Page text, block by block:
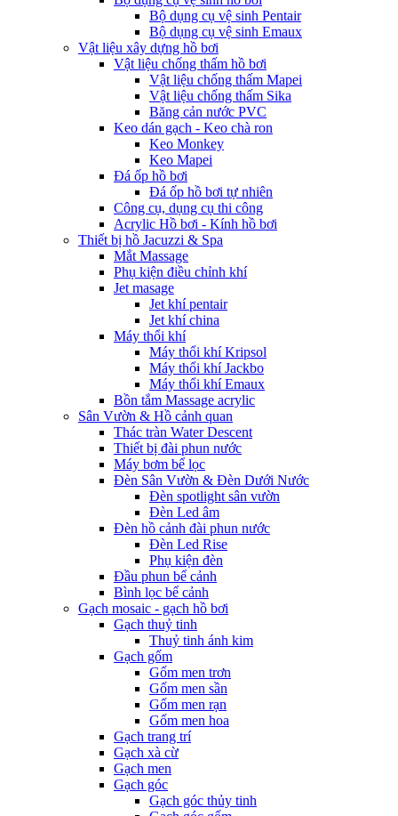
Bộ dụng cụ vệ sinh Pentair
Bộ dụng cụ vệ sinh Emaux
Vật liệu xây dựng hồ bơi
Vật liệu chống thấm hồ bơi
Vật liệu chống thấm Mapei
Vật liệu chống thấm Sika
Băng cản nước PVC
Keo dán gạch - Keo chà ron
Keo Monkey
Keo Mapei
Đá ốp hồ bơi
Đá ốp hồ bơi tự nhiên
Công cụ, dụng cụ thi công
Acrylic Hồ bơi - Kính hồ bơi
Thiết bị hồ Jacuzzi & Spa
Mắt Massage
Phụ kiện điều chỉnh khí
Jet masage
Jet khí pentair
Jet khí china
Máy thổi khí
Máy thổi khí Kripsol
Máy thổi khí Jackbo
Máy thổi khí Emaux
Bồn tắm Massage acrylic
Sân Vườn & Hồ cảnh quan
Thác tràn Water Descent
Thiết bị đài phun nước
Máy bơm bể lọc
Đèn Sân Vườn & Đèn Dưới Nước
Đèn spotlight sân vườn
Đèn Led âm
Đèn hồ cảnh đài phun nước
Đèn Led Rise
Phụ kiện đèn
Đầu phun bể cảnh
Bình lọc bể cảnh
Gạch mosaic - gạch hồ bơi
Gạch thuỷ tinh
Thuỷ tinh ánh kim
Gạch gốm
Gốm men trơn
Gốm men sần
Gốm men rạn
Gốm men hoa
Gạch trang trí
Gạch xà cừ
Gạch men
Gạch góc
Gạch góc thủy tinh